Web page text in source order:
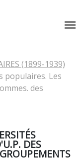
(1899-1939)
populaires. Les
des
DES